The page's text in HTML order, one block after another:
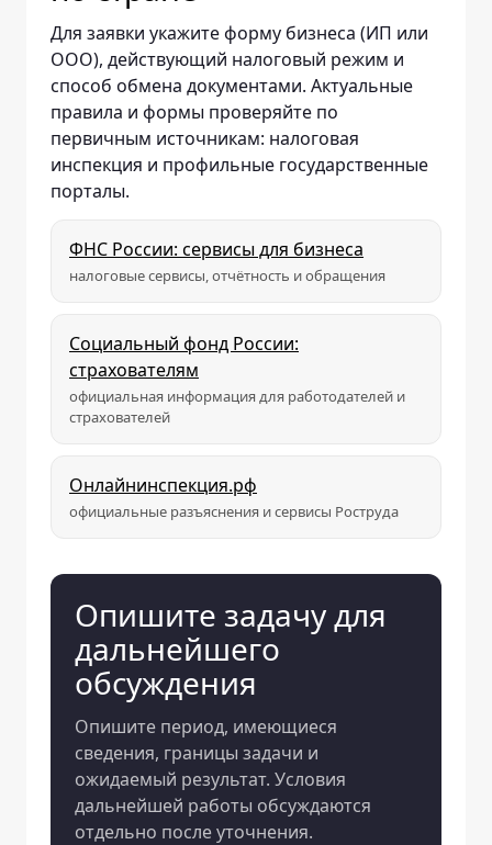
Для заявки укажите форму бизнеса (ИП или
ООО), действующий налоговый режим и
способ обмена документами. Актуальные
правила и формы проверяйте по
первичным источникам: налоговая
инспекция и профильные государственные
порталы.
ФНС России: сервисы для бизнеса
налоговые сервисы, отчётность и обращения
Социальный фонд России:
страхователям
официальная информация для работодателей и
страхователей
Онлайнинспекция.рф
официальные разъяснения и сервисы Роструда
Опишите задачу для
дальнейшего
обсуждения
Опишите период, имеющиеся
сведения, границы задачи и
ожидаемый результат. Условия
дальнейшей работы обсуждаются
отдельно после уточнения.